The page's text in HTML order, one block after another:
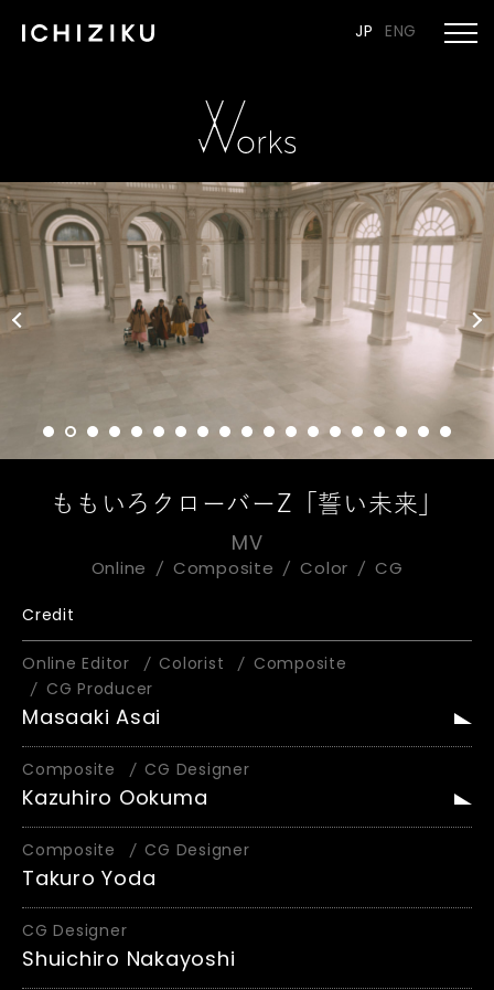
JP ENG
ももいろクローバーZ「誓い未来」
MV
Online Composite Color CG
Credit
Online Editor Colorist
Composite
CG Producer
Masaaki Asai
Composite CG Designer
Kazuhiro Ookuma
Composite CG Designer
Takuro Yoda
CG Designer
Shuichiro Nakayoshi